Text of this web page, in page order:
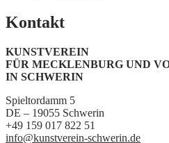
Kontakt
KUNSTVEREIN
FÜR MECKLENBURG UND
IN SCHWERIN
Spieltordamm 5
DE – 19055 Schwerin
+49 159 017 822 51
info@kunstverein-schwerin.de